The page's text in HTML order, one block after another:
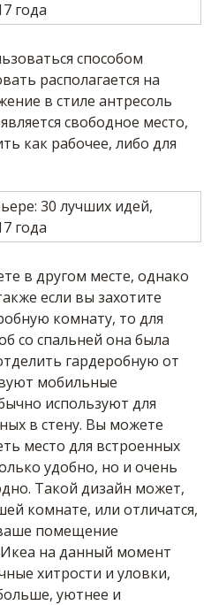
способом
располагается на
в стиле антресоль
свободное место,
как рабочее, либо для
в другом месте, однако
если вы захотите
комнату, то для
со спальней она была
гардеробную от
мобильные
используют для
в стену. Вы можете
место для встроенных
удобно, но и очень
Такой дизайн может,
комнате, или отличатся,
помещение
на данный момент
хитрости и уловки,
уютнее и